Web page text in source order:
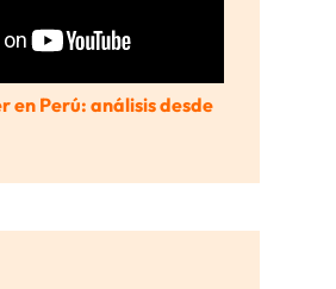
en Perú: análisis desde